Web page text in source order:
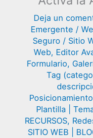
Deja un
Emergente /
Seguro / Sitio
Web, Editor
Formulario,
Tag
Plantilla |
RECURSOS,
SITIO WEB |